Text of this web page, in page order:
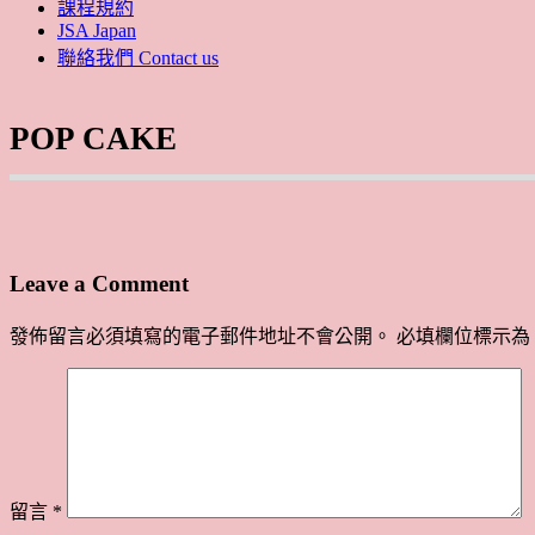
課程規約
JSA Japan
聯絡我們 Contact us
POP CAKE
Leave a Comment
發佈留言必須填寫的電子郵件地址不會公開。 必填欄位標示為
留言 *